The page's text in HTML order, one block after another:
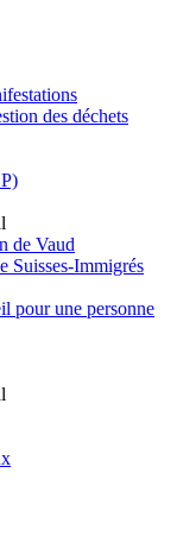
des déchets
de Vaud
Suisses-Immigrés
pour une personne